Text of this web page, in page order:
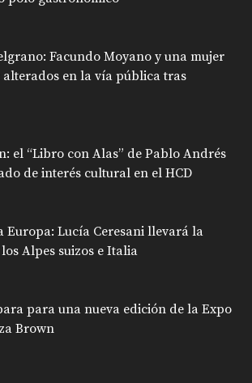
Facundo Moyano y una mujer
en la vía pública tras
el “Libro con Alas” de Pablo Andrés
de interés cultural en el HCD
Europa: Lucía Ceresani llevará la
Alpes suizos e Italia
para una nueva edición de la Expo
Brown